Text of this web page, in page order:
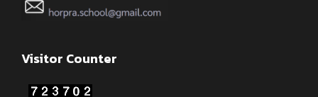
Visitor Counter